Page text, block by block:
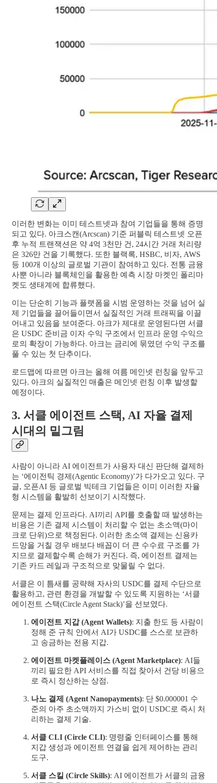
이러한 변화는 이미 테스트넷과 참여 기업들을 통해 증명
되고 있다. 아크스캔(Arcscan) 기준 퍼블릭 테스트넷 오픈
후 누적 트랜잭션은 약 4억 3천만 건, 24시간 거래 처리량
은 326만 건을 기록했다. 또한 블랙록, HSBC, 비자, AWS
등 100개 이상의 글로벌 기관이 참여하고 있다. 전통 금융
사뿐 아니라 블록체인을 활용한 예측 시장 마켓인 폴리마
켓도 생태계에 합류했다.
이는 단순히 기능과 플랫폼을 시범 운영하는 것을 넘어 실
제 기업들을 끌어들이면서 실질적인 거래 트래픽을 이끌
어내고 있음을 보여준다. 아크가 제대로 운영된다면 서클
은 USDC 준비금 이자 수익 구조에서 인프라 운영 수익으
로의 확장이 가능하다. 아크는 금리에 묶였던 수익 구조를
풀 수 있는 첫 단추이다.
로드맵에 따르면 아크는 올해 여름 메인넷 런칭을 앞두고
있다. 아크의 실질적인 매출은 메인넷 런칭 이후 발생할
예정이다.
3. 서클 에이전트 스택, AI 자율 결제
시대의 밑그림
사람이 아니라 AI 에이전트가 사용자 대신 판단해 결제하
는 ‘에이전틱 경제(Agentic Economy)’가 다가오고 있다. 구
글, 오픈AI 등 글로벌 빅테크 기업들은 이미 이러한 자율
형 시스템을 활발히 선보이기 시작했다.
문제는 결제 인프라다. AI끼리 API를 호출할 때 발생하는
비용은 기존 결제 시스템이 처리할 수 없는 초소액(마이
크로 단위)으로 책정된다. 이러한 초소액 결제는 신용카
드망을 거칠 경우 배보다 배꼽이 더 큰 수수료 구조를 가
지므로 결제할수록 손해가 커진다. 즉, 에이전트 결제는
기존 카드 레일과 구조적으로 맞물릴 수 없다.
서클은 이 틈새를 공략해 자사의 USDC를 결제 수단으로
활용하고, 관련 환경을 개발할 수 있도록 지원하는 ‘서클
에이전트 스택(Circle Agent Stack)’을 선보였다.
에이전트 지갑 (Agent Wallets): 지출 한도 등 사람이
정해 준 규칙 안에서 AI가 USDC를 스스로 보관하
고 송금하는 전용 지갑.
에이전트 마켓플레이스 (Agent Marketplace): AI들
끼리 필요한 API 서비스를 직접 찾아서 건당 비용으
로 즉시 정산하는 상점.
나노 결제 (Agent Nanopayments): 단 $0.000001 수
준의 아주 초소액까지 가스비 없이 USDC로 즉시 처
리하는 결제 기술.
서클 CLI (Circle CLI): 명령줄 인터페이스를 통해
지갑 생성과 에이전트 연결을 쉽게 제어하는 관리
도구.
서클 스킬 (Circle Skills): AI 에이전트가 서클의 금융